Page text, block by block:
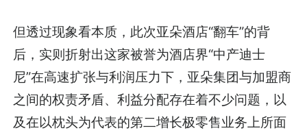
但透过现象看本质，此次亚朵酒店“翻车”的背
后，实则折射出这家被誉为酒店界“中产迪士
尼”在高速扩张与利润压力下，亚朵集团与加盟商
之间的权责矛盾、利益分配存在着不少问题，以
及在以枕头为代表的第二增长极零售业务上所面